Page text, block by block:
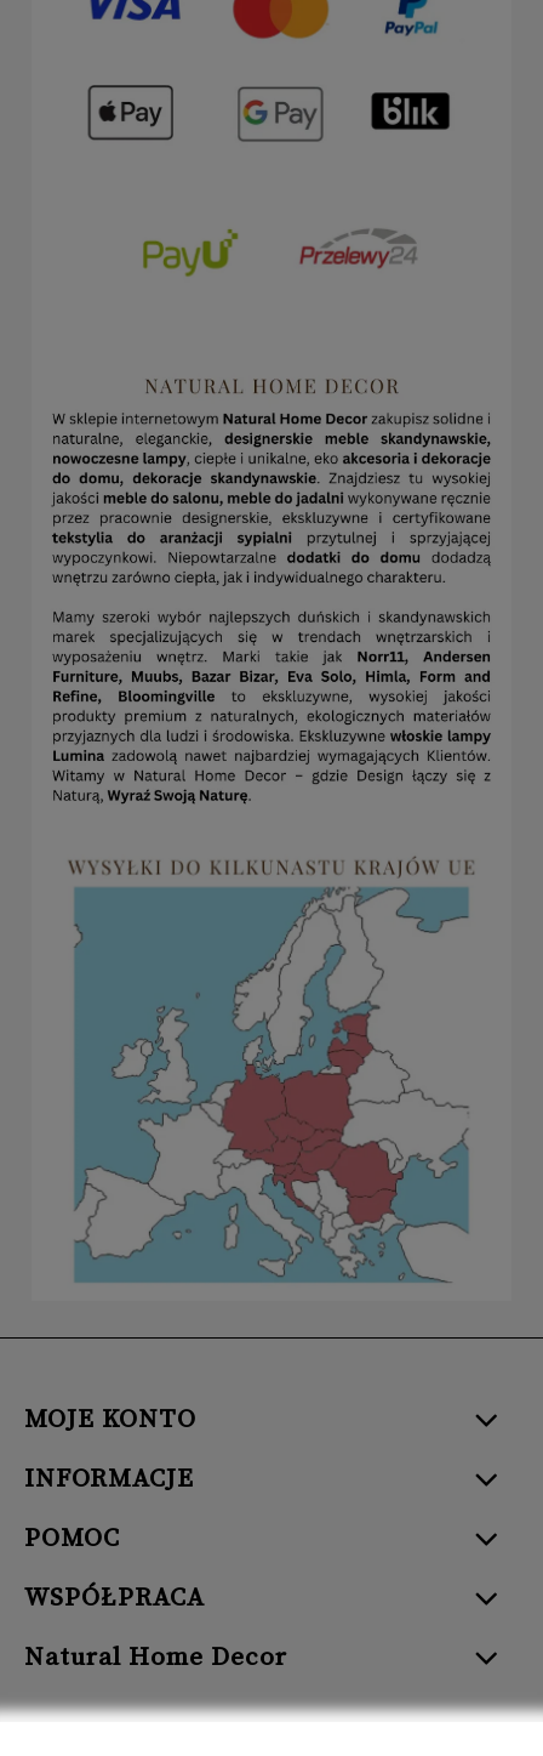
MOJE KONTO
INFORMACJE
POMOC
WSPÓŁPRACA
Natural Home Decor